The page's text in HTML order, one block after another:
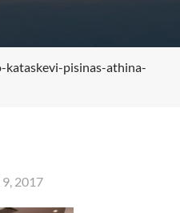
kataskevi-pisinas-athina-
2017